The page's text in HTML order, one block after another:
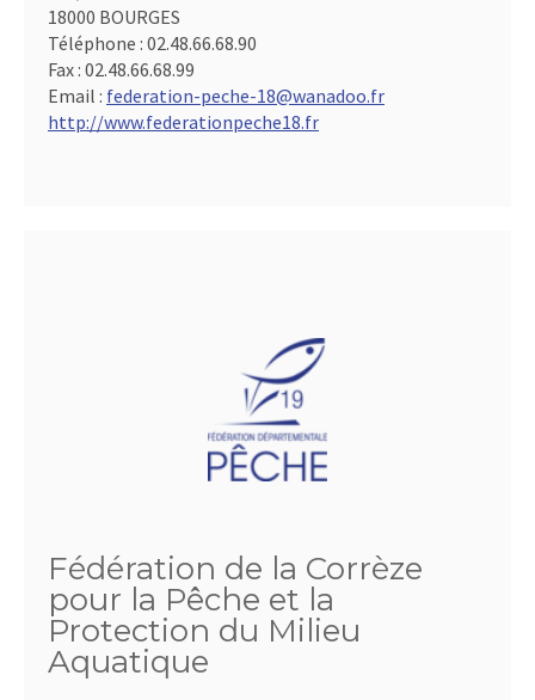
18000 BOURGES
Téléphone : 02.48.66.68.90
Fax : 02.48.66.68.99
Email : federation-peche-18@wanadoo.fr
http://www.federationpeche18.fr
Fédération de la Corrèze
pour la Pêche et la
Protection du Milieu
Aquatique